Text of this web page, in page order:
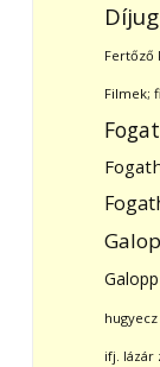
Fertőző
Filmek;
ifj. lázár